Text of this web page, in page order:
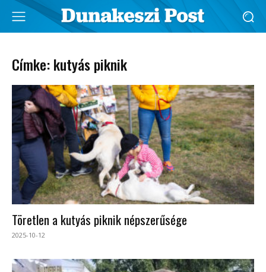
Címke: kutyás piknik
Töretlen a kutyás piknik népszerűsége
2025-10-12